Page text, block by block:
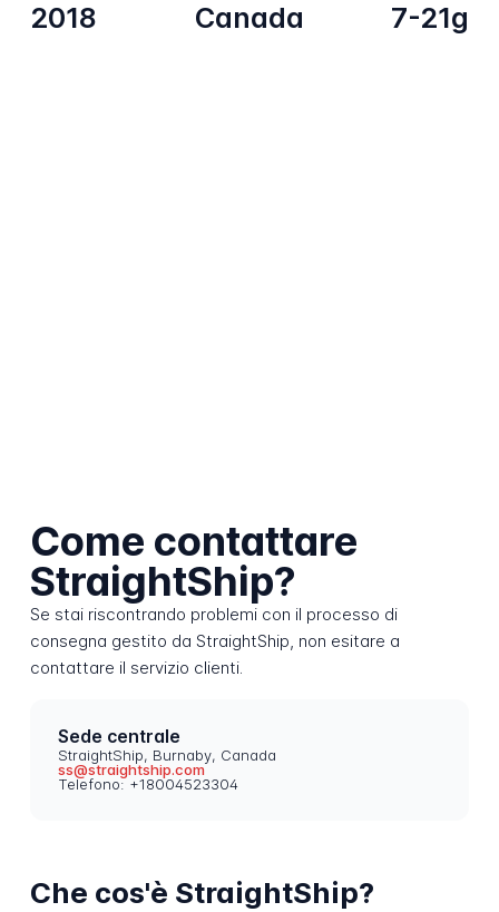
2018 Canada 7-21g
Come contattare
StraightShip?
Se stai riscontrando problemi con il processo di
consegna gestito da StraightShip, non esitare a
contattare il servizio clienti.
Sede centrale
StraightShip, Burnaby, Canada
ss@straightship.com
Telefono: +18004523304
Che cos'è StraightShip?